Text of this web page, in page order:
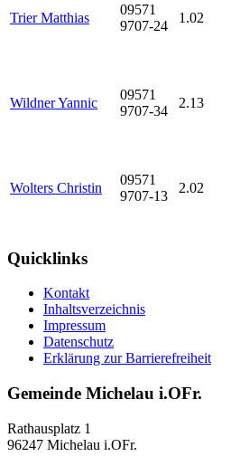
Trier Matthias
09571
9707-24
1.02
Wildner Yannic
09571
9707-34
2.13
Wolters Christin
09571
9707-13
2.02
Quicklinks
Kontakt
Inhaltsverzeichnis
Impressum
Datenschutz
Erklärung zur Barrierefreiheit
Gemeinde Michelau i.OFr.
Rathausplatz 1
96247 Michelau i.OFr.